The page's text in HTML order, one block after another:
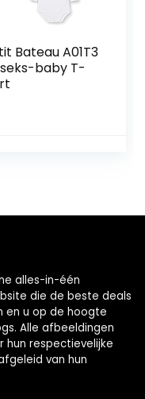
Bateau A01T3
baby T-
alles-in-één
die de beste deals
en u op de hoogte
Alle afbeeldingen
hun respectievelijke
van hun